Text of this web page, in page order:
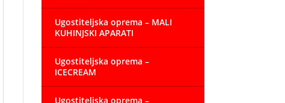
Ugostiteljska oprema – MALI
KUHINJSKI APARATI
Ugostiteljska oprema –
ICECREAM
Ugostiteljska oprema –